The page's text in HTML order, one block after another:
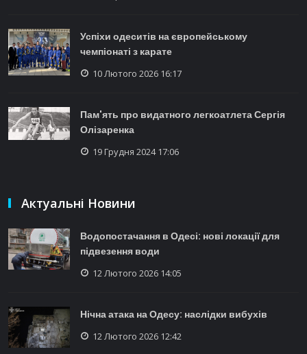
Успіхи одеситів на європейському
чемпіонаті з карате
10 Лютого 2026 16:17
Пам'ять про видатного легкоатлета Сергія
Олізаренка
19 Грудня 2024 17:06
Актуальні Новини
Водопостачання в Одесі: нові локації для
підвезення води
12 Лютого 2026 14:05
Нічна атака на Одесу: наслідки вибухів
12 Лютого 2026 12:42